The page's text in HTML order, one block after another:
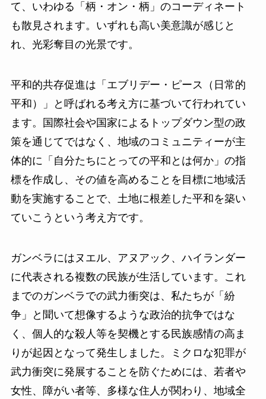
て、いわゆる「柄・オン・柄」のコーディネート
も散見されます。いずれも高い美意識が感じと
れ、光彩奪目の光景です。
平和的共存促進は「エブリデー・ピース（日常的
平和）」と呼ばれる考え方に基づいて行われてい
ます。国際社会や国家によるトップダウン型の政
策を通じてではなく、地域のコミュニティーが主
体的に「自分たちにとっての平和とは何か」の指
標を作成し、その値を高めることを目標に地域活
動を実施することで、土地に根差した平和を築い
ていこうという考え方です。
ガンベラにはヌエル、アヌアック、ハイランダー
に代表される複数の民族が生活しています。これ
までのガンベラでの武力衝突は、私たちが「紛
争」と聞いて想像するような政治的抗争ではな
く、個人的な殺人等を契機とする民族感情の高ま
りが起因となって発生しました。ミクロな犯罪が
武力衝突に発展することを防ぐためには、若者や
女性、障がい者等、多様な住人が関わり、地域全